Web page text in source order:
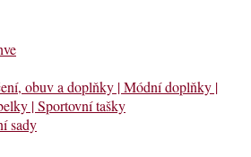
obuv a doplňky | Módní doplňky |
| Sportovní tašky
sady